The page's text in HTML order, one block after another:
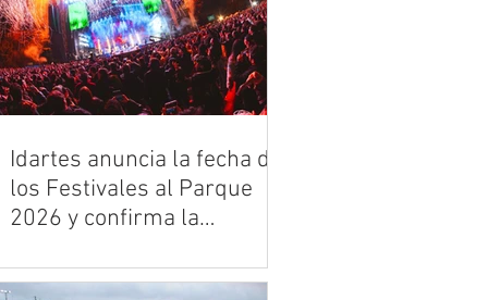
Idartes anuncia la fecha de
los Festivales al Parque
2026 y confirma la
los 30 años de Rock al
2026. Entre mayo y noviembre, la